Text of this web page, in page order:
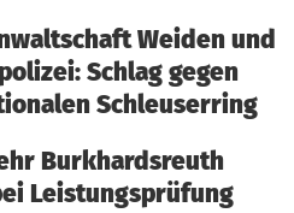
Weiden und
Schlag gegen
Schleuserring
Burkhardsreuth
Leistungsprüfung